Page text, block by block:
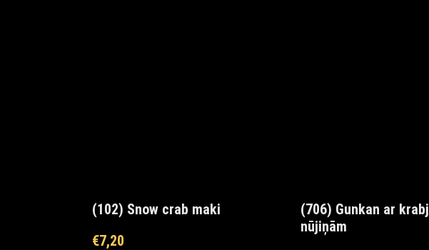
(102) Snow crab maki
€7,20
(706) Gunkan ar
nūjiņām